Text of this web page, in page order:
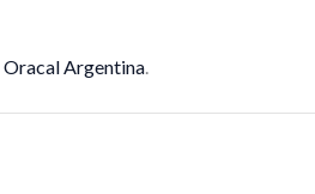
Oracal Argentina